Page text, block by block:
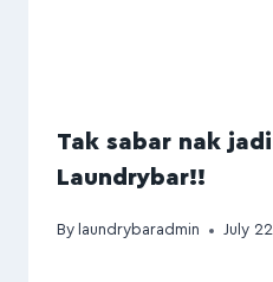
Tak sabar nak
Laundrybar!!
By laundrybaradmin July